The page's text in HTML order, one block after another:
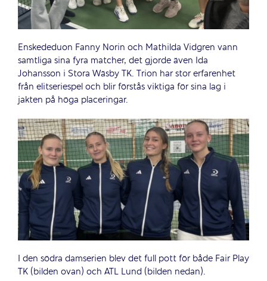
Enskededuon Fanny Norin och Mathilda Vidgren vann
samtliga sina fyra matcher, det gjorde även Ida
Johansson i Stora Wäsby TK. Trion har stor erfarenhet
från elitseriespel och blir förstås viktiga för sina lag i
jakten på höga placeringar.
I den södra damserien blev det full pott för både Fair Play
TK (bilden ovan) och ATL Lund (bilden nedan).